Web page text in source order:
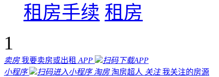
租房手续 租房
1
卖房 我要卖房或出租 APP
扫码下载APP
小程序
扫码进入小程序 淘房 淘房超人 关注 我关注的房源